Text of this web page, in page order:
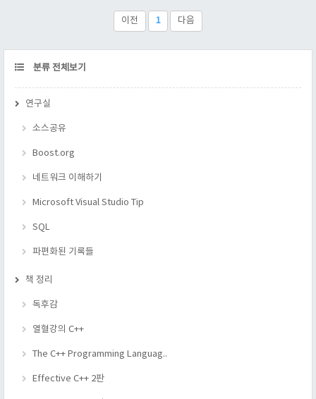
수 있기 때문이다. 네트워크 패킷으로 전송 하기 파일로 저장하
기 기타 다른 매체에 손쉬게 저장 할 수 있다. C#..
이전 1 다음
CATEGORY
분류 전체보기
연구실
소스공유
Boost.org
네트워크 이해하기
Microsoft Visual Studio Tip
SQL
파편화된 기록들
책 정리
독후감
열혈강의 C++
The C++ Programming Languag..
Effective C++ 2판